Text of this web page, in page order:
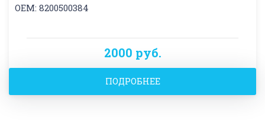
OEM: 8200500384
2000 руб.
ПОДРОБНЕЕ